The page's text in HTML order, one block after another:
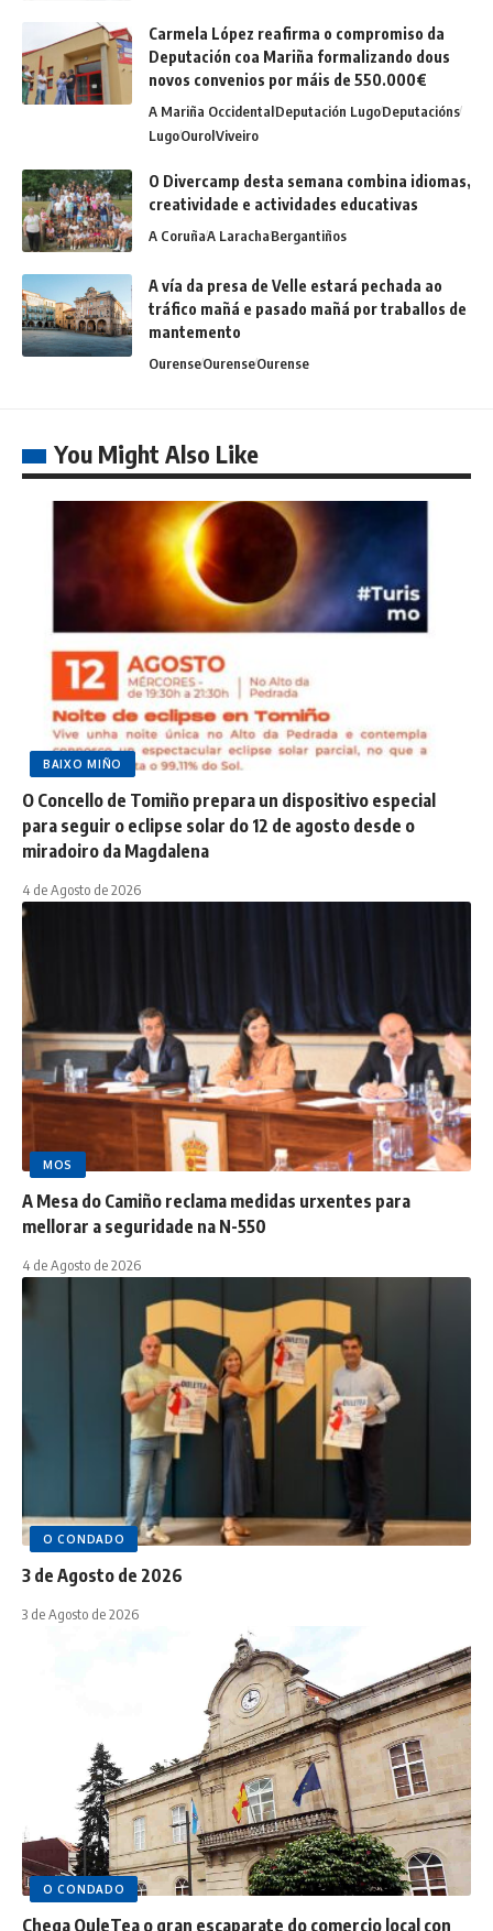
Carmela López reafirma o compromiso da
Deputación coa Mariña formalizando dous
novos convenios por máis de 550.000€
A Mariña OccidentalDeputación LugoDeputacións
LugoOurolViveiro
O Divercamp desta semana combina idiomas,
creatividade e actividades educativas
A CoruñaA LarachaBergantiños
A vía da presa de Velle estará pechada ao
tráfico mañá e pasado mañá por traballos de
mantemento
OurenseOurenseOurense
You Might Also Like
BAIXO MIÑO
O Concello de Tomiño prepara un dispositivo especial
para seguir o eclipse solar do 12 de agosto desde o
miradoiro da Magdalena
4 de Agosto de 2026
MOS
A Mesa do Camiño reclama medidas urxentes para
mellorar a seguridade na N-550
4 de Agosto de 2026
O CONDADO
3 de Agosto de 2026
3 de Agosto de 2026
O CONDADO
Chega OuleTea o gran escaparate do comercio local con